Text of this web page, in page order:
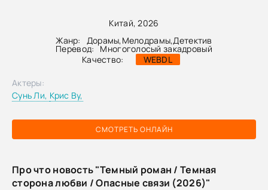
Китай, 2026
Жанр:
Дорамы, Мелодрамы,Детектив
Перевод:
Многоголосый закадровый
Качество:
WEBDL
СМОТРЕТЬ ОНЛАЙН
Актеры:
Сунь Ли, Крис Ву,
Про что новость "Темный роман / Темная
сторона любви / Опасные связи (2026)"